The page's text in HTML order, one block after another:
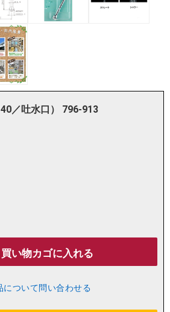
／吐水口） 796-913
買い物カゴに入れる
について問い合わせる